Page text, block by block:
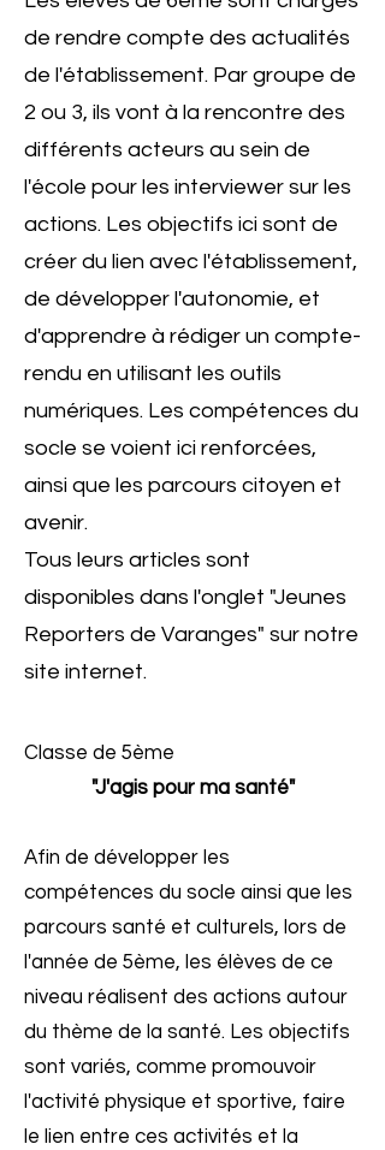
de rendre compte des actualités
de l'établissement. Par groupe de
2 ou 3, ils vont à la rencontre des
différents acteurs au sein de
l'école pour les interviewer sur les
actions. Les objectifs ici sont de
créer du lien avec l'établissement,
de développer l'autonomie, et
d'apprendre à rédiger un compte-
rendu en utilisant les outils
numériques. Les compétences du
socle se voient ici renforcées,
ainsi que les parcours citoyen et
avenir.
Tous leurs articles sont
disponibles dans l'onglet "Jeunes
Reporters de Varanges" sur notre
site internet.
Classe de 5ème
"J'agis pour ma santé"
Afin de développer les
compétences du socle ainsi que les
parcours santé et culturels, lors de
l'année de 5ème, les élèves de ce
niveau réalisent des actions autour
du thème de la santé. Les objectifs
sont variés, comme promouvoir
l'activité physique et sportive, faire
le lien entre ces activités et la